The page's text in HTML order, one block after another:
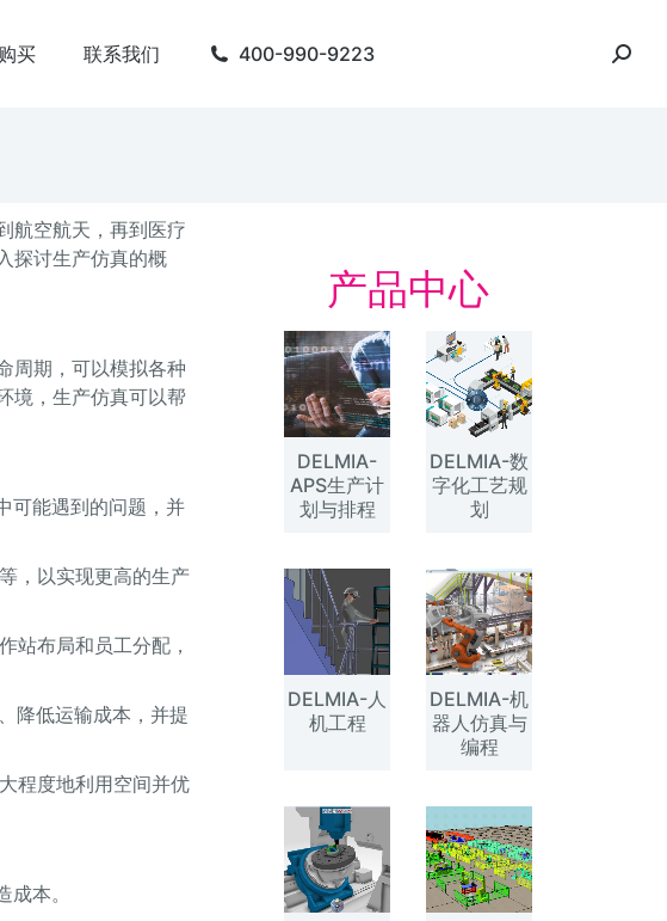
购买 联系我们 400-990-9223
航空航天，再到医疗
探讨生产仿真的概
周期，可以模拟各种
境，生产仿真可以帮
可能遇到的问题，并
，以实现更高的生产
站布局和员工分配，
降低运输成本，并提
程度地利用空间并优
本。
产品中心
DELMIA-
APS生产计
划与排程
DELMIA-数
字化工艺规
划
DELMIA-人
机工程
DELMIA-机
器人仿真与
编程